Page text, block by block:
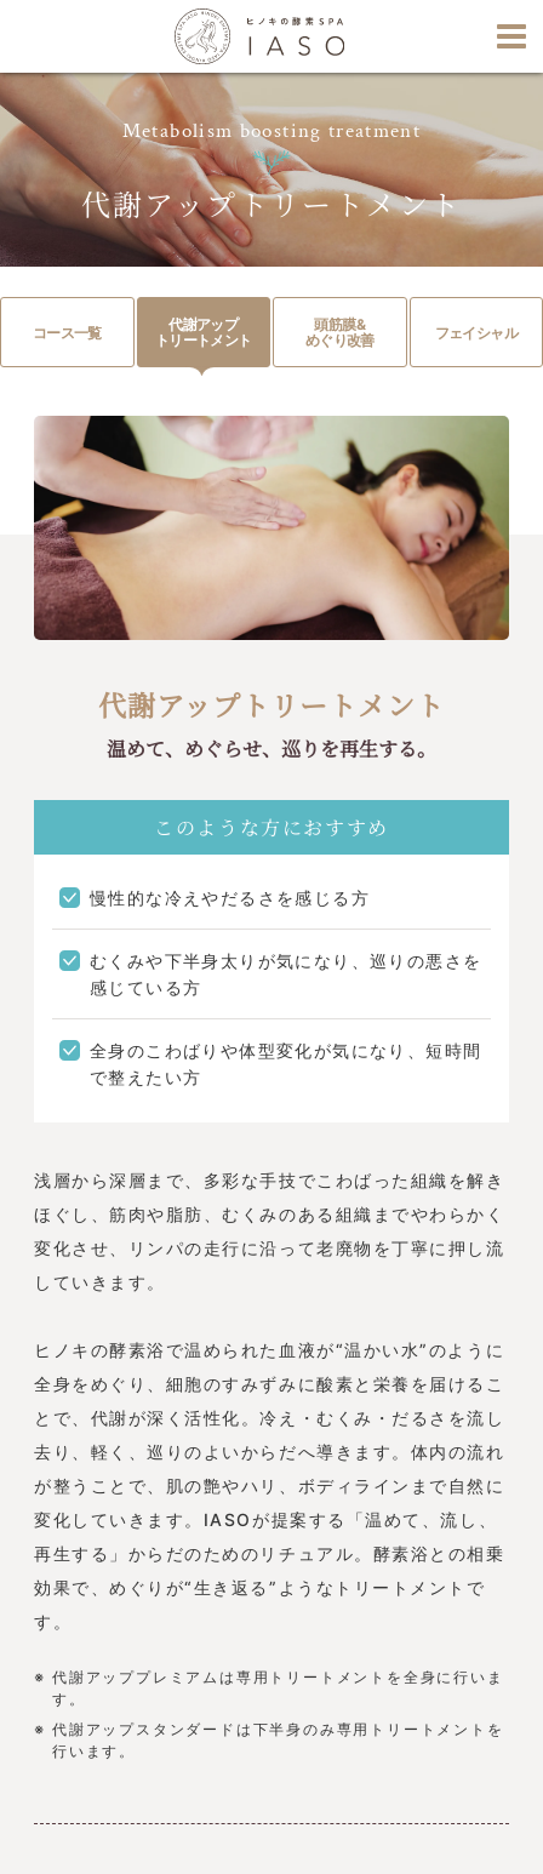
Metabolism boosting treatment
代謝アップトリートメント
コース一覧
代謝アップ
トリートメント
頭筋膜&
めぐり改善
フェイシャル
代謝アップトリートメント
温めて、めぐらせ、巡りを再生する。
このような方におすすめ
慢性的な冷えやだるさを感じる方
むくみや下半身太りが気になり、巡りの悪さを
感じている方
全身のこわばりや体型変化が気になり、短時間
で整えたい方
浅層から深層まで、多彩な手技でこわばった組織を解き
ほぐし、筋肉や脂肪、むくみのある組織までやわらかく
変化させ、リンパの走行に沿って老廃物を丁寧に押し流
していきます。
ヒノキの酵素浴で温められた血液が“温かい水”のように
全身をめぐり、細胞のすみずみに酸素と栄養を届けるこ
とで、代謝が深く活性化。冷え・むくみ・だるさを流し
去り、軽く、巡りのよいからだへ導きます。体内の流れ
が整うことで、肌の艶やハリ、ボディラインまで自然に
変化していきます。IASOが提案する「温めて、流し、
再生する」からだのためのリチュアル。酵素浴との相乗
効果で、めぐりが“生き返る”ようなトリートメントで
す。
代謝アッププレミアムは専用トリートメントを全身に行いま
す。
代謝アップスタンダードは下半身のみ専用トリートメントを
行います。